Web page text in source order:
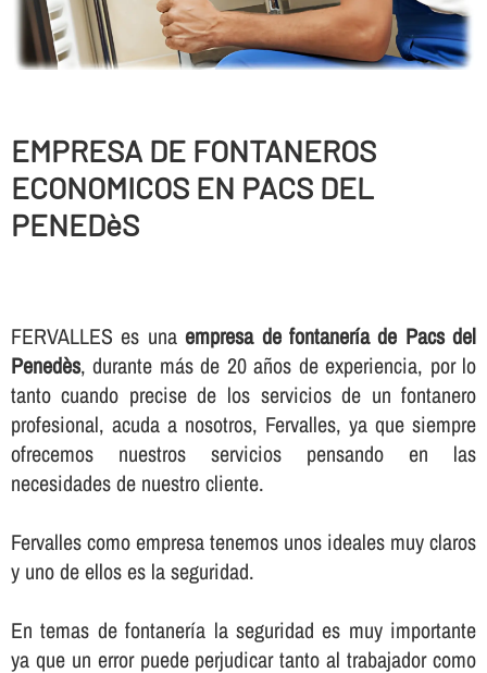
EMPRESA DE FONTANEROS
ECONOMICOS EN PACS DEL
PENEDèS
FERVALLES es unaempresa de fontanerí­a de Pacs del
Penedès, durante más de 20 años de experiencia, por lo
tanto cuando precise de los servicios de un fontanero
profesional, acuda a nosotros, Fervalles, ya que siempre
ofrecemos nuestros servicios pensando en las
necesidades de nuestro cliente.
Fervalles como empresa tenemos unos ideales muy claros
y uno de ellos es la seguridad.
En temas de fontanerí­a la seguridad es muy importante
ya que un error puede perjudicar tanto al trabajador como